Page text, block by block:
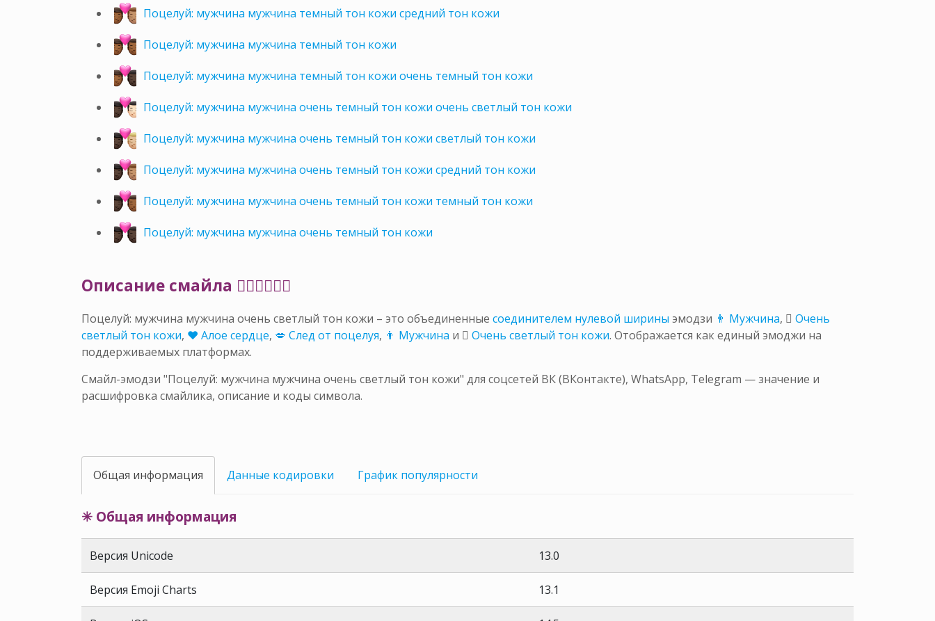
Поцелуй: мужчина мужчина темный тон кожи средний тон кожи
Поцелуй: мужчина мужчина темный тон кожи
Поцелуй: мужчина мужчина темный тон кожи очень темный тон кожи
Поцелуй: мужчина мужчина очень темный тон кожи очень светлый тон кожи
Поцелуй: мужчина мужчина очень темный тон кожи светлый тон кожи
Поцелуй: мужчина мужчина очень темный тон кожи средний тон кожи
Поцелуй: мужчина мужчина очень темный тон кожи темный тон кожи
Поцелуй: мужчина мужчина очень темный тон кожи
Описание смайла 👨🏻‍❤️‍💋‍👨🏻
Поцелуй: мужчина мужчина очень светлый тон кожи – это объединенные соединителем нулевой ширины эмодзи 👨 Мужчина, 🏻 Очень
светлый тон кожи, ❤ Алое сердце, 💋 След от поцелуя, 👨 Мужчина и 🏻 Очень светлый тон кожи. Отображается как единый эмоджи на
поддерживаемых платформах.
Смайл-эмодзи "Поцелуй: мужчина мужчина очень светлый тон кожи" для соцсетей ВК (ВКонтакте), WhatsApp, Telegram — значение и
расшифровка смайлика, описание и коды символа.
Общая информация Данные кодировки График популярности
✳ Общая информация
Версия Unicode 13.0
Версия Emoji Charts 13.1